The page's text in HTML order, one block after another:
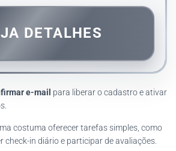
DETALHES
e-mail para liberar o cadastro e ativar
costuma oferecer tarefas simples, como
check-in diário e participar de avaliações.